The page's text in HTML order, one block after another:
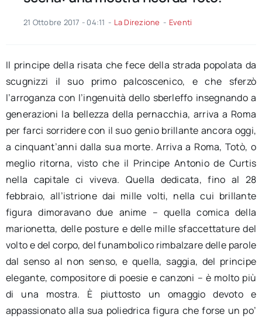
21 Ottobre 2017 - 04:11 - La Direzione - Eventi
Il principe della risata che fece della strada popolata da
scugnizzi il suo primo palcoscenico, e che sferzò
l’arroganza con l’ingenuità dello sberleffo insegnando a
generazioni la bellezza della pernacchia, arriva a Roma
per farci sorridere con il suo genio brillante ancora oggi,
a cinquant’anni dalla sua morte. Arriva a Roma, Totò, o
meglio ritorna, visto che il Principe Antonio de Curtis
nella capitale ci viveva. Quella dedicata, fino al 28
febbraio, all’istrione dai mille volti, nella cui brillante
figura dimoravano due anime – quella comica della
marionetta, delle posture e delle mille sfaccettature del
volto e del corpo, del funambolico rimbalzare delle parole
dal senso al non senso, e quella, saggia, del principe
elegante, compositore di poesie e canzoni – è molto più
di una mostra. È piuttosto un omaggio devoto e
appassionato alla sua poliedrica figura che forse un po’